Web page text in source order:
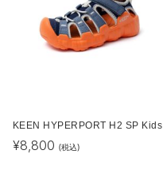
KEEN HYPERPORT H2 SP Kids
¥8,800 (税込)